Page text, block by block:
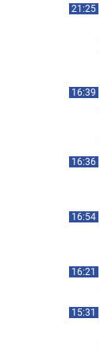
21:25
16:39
16:36
16:54
16:21
15:31